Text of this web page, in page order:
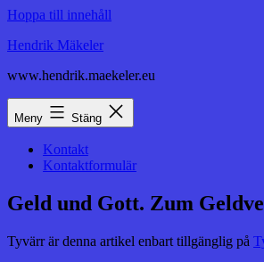
Hoppa till innehåll
Hendrik Mäkeler
www.hendrik.maekeler.eu
Meny Stäng
Kontakt
Kontaktformulär
Geld und Gott. Zum
Tyvärr är denna artikel enbart tillgänglig på